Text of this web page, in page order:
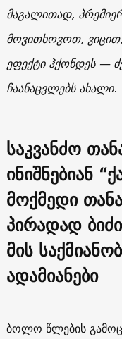
მაგალითად,
მოვითხოვოთ,
ეფექტი ჰქონდეს —
ჩაანაცვლებს ახალი.
საკვანძო
ინიშნებიან
მოქმედი
პირადად
მის
ადამიანები
ბოლო წლების